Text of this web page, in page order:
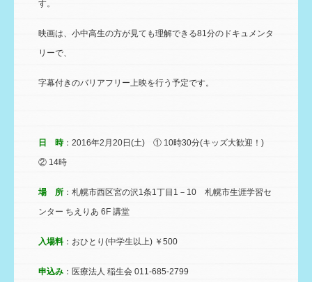
す。
映画は、小中高生の方が見ても理解できる81分のドキュメンタ
リーで、
字幕付きのバリアフリー上映を行う予定です。
日 時：2016年2月20日(土) ① 10時30分(キッズ大歓迎！)
② 14時
場 所 ：札幌市西区宮の沢1条1丁目1－10 札幌市生涯学習セ
ンター ちえりあ 6F 講堂
入場料 ：おひとり(中学生以上) ￥500
申込み ：医療法人 稲生会 011-685-2799